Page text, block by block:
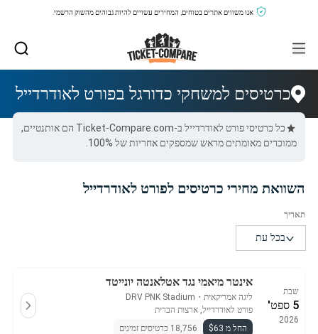
אנו משווים אתרים בטוחים, המחירים עשויים להיות גבוהים מהשוק הרשמי.
כרטיסים למשחקי כדורגל בפורט לאודרדייל
כל כרטיסי פורט לאודרדייל ב-Ticket-Compare.com הם אותנטיים,
ממוכרים מאומתים מראש שמספקים אחריות של 100%.
השוואת מחירי כרטיסים לפורט לאודרדייל
שבת
5 ספט'
2026
אינטר מיאמי נגד אטלאנטה יונייטד
ליגה אמריקאית ・
DRV PNK Stadium
פורט לאודרדייל, ארצות הברית
החל מ $63
18,756 כרטיסים זמינים